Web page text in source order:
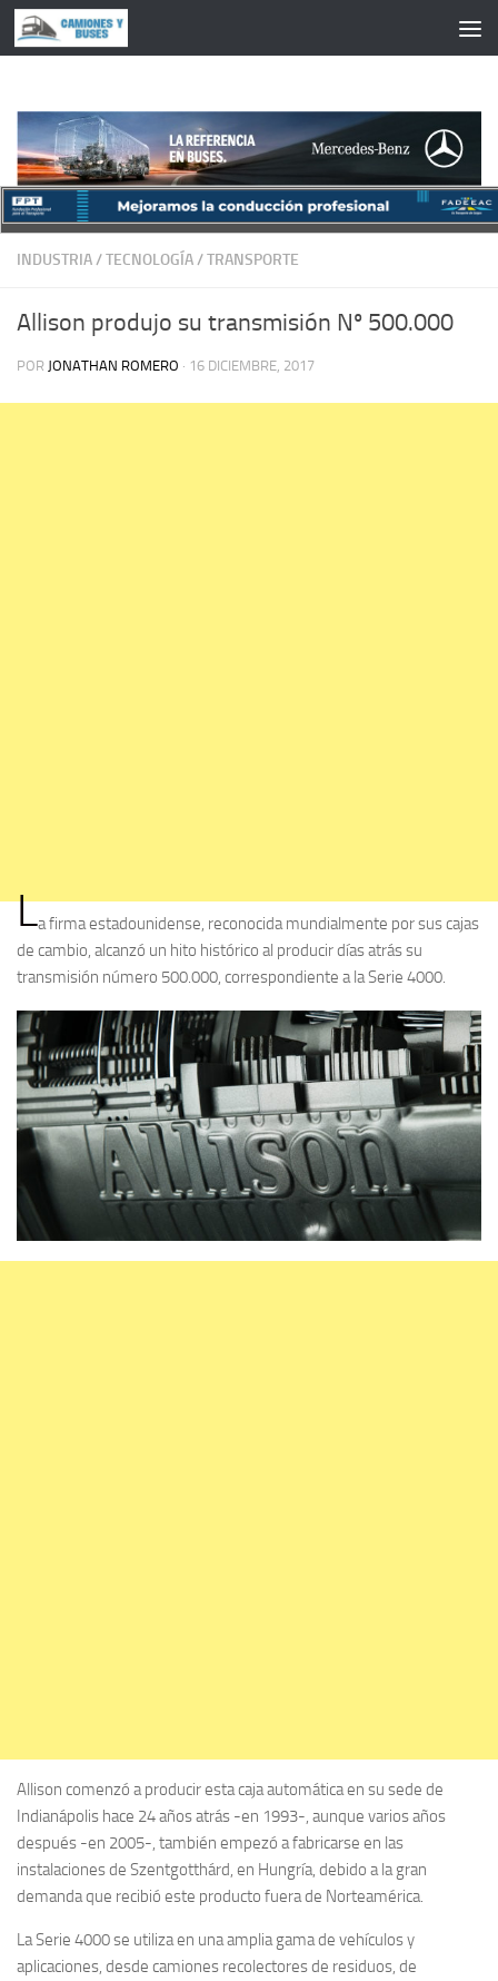
Saltar al contenido
INDUSTRIA/TECNOLOGÍA/TRANSPORTE
Allison produjo su transmisión Nº 500.000
POR JONATHAN ROMERO · 16 DICIEMBRE, 2017
La firma estadounidense, reconocida mundialmente por sus cajas
de cambio, alcanzó un hito histórico al producir días atrás su
transmisión número 500.000, correspondiente a la Serie 4000.
Allison comenzó a producir esta caja automática en su sede de
Indianápolis hace 24 años atrás -en 1993-, aunque varios años
después -en 2005-, también empezó a fabricarse en las
instalaciones de Szentgotthárd, en Hungría, debido a la gran
demanda que recibió este producto fuera de Norteamérica.
La Serie 4000 se utiliza en una amplia gama de vehículos y
aplicaciones, desde camiones recolectores de residuos, de